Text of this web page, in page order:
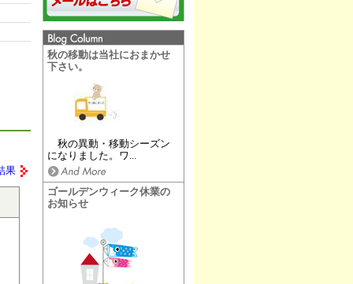
秋の移動は当社におまかせ
下さい。
秋の異動・移動シーズン
になりました。ワ...
ゴールデンウィーク休業の
お知らせ
果